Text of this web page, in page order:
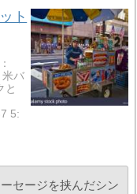
ト
バ
と
5:
セージを挟んだシン